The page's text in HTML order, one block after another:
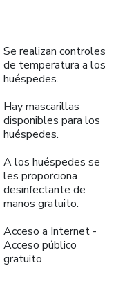
evening
New House have
provided by the
Se realizan controles
de temperatura a los
huéspedes.
Hay mascarillas
disponibles para los
huéspedes.
A los huéspedes se
les proporciona
desinfectante de
manos gratuito.
Acceso a Internet -
Acceso público
gratuito